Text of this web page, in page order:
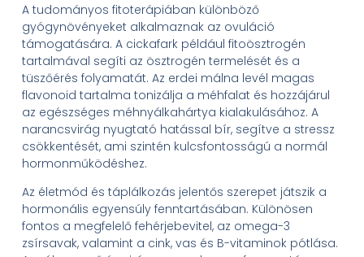
A tudományos fitoterápiában különböző
gyógynövényeket alkalmaznak az ovuláció
támogatására. A cickafark például fitoösztrogén
tartalmával segíti az ösztrogén termelését és a
tüszőérés folyamatát. Az erdei málna levél magas
flavonoid tartalma tonizálja a méhfalat és hozzájárul
az egészséges méhnyálkahártya kialakulásához. A
narancsvirág nyugtató hatással bír, segítve a stressz
csökkentését, ami szintén kulcsfontosságú a normál
hormonműködéshez.
Az életmód és táplálkozás jelentős szerepet játszik a
hormonális egyensúly fenntartásában. Különösen
fontos a megfelelő fehérjebevitel, az omega-3
zsírsavak, valamint a cink, vas és B-vitaminok pótlása.